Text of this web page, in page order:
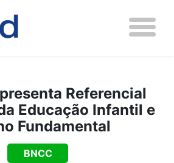
Referencial
Educação Infantil e
Fundamental
BNCC